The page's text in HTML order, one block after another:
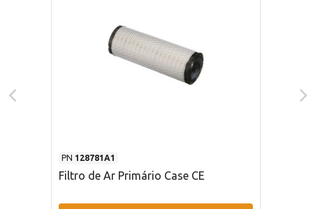
PN 128781A1
Filtro de Ar Primário Case CE